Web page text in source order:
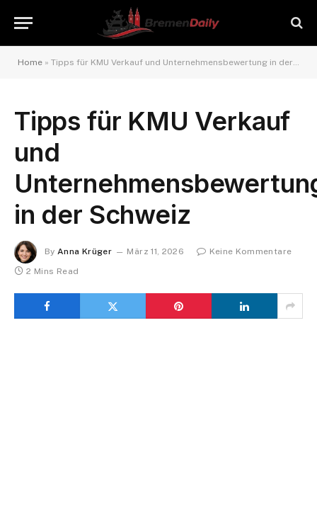
Home » Tipps für KMU Verkauf und Unternehmensbewertung in der Schweiz
Tipps für KMU Verkauf
und
in der Schweiz
By Anna Krüger März 11, 2026
Keine Kommentare
2 Mins Read